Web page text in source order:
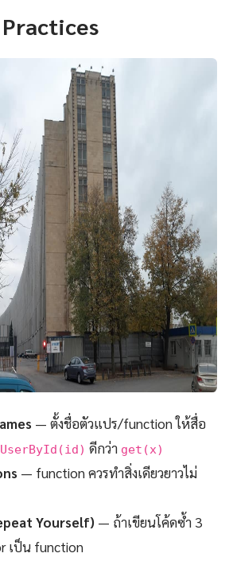
Practices
— ตั้งชื่อตัวแปร/function ให้สื่อ
ดีกว่า get(x)
— function ควรทำสิ่งเดียวยาวไม่
Yourself) — ถ้าเขียนโค้ดซ้ำ 3
เป็น function